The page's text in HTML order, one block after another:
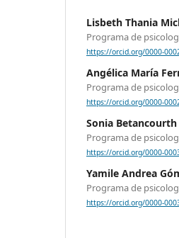
Lisbeth Thania
Programa de
https://orcid.org/0000-
Angélica María
Programa de
https://orcid.org/0000-
Sonia
Programa de
https://orcid.org/0000-
Yamile Andrea
Programa de
https://orcid.org/0000-